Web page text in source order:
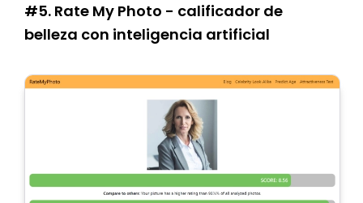
#5. Rate My Photo - calificador de
belleza con inteligencia artificial